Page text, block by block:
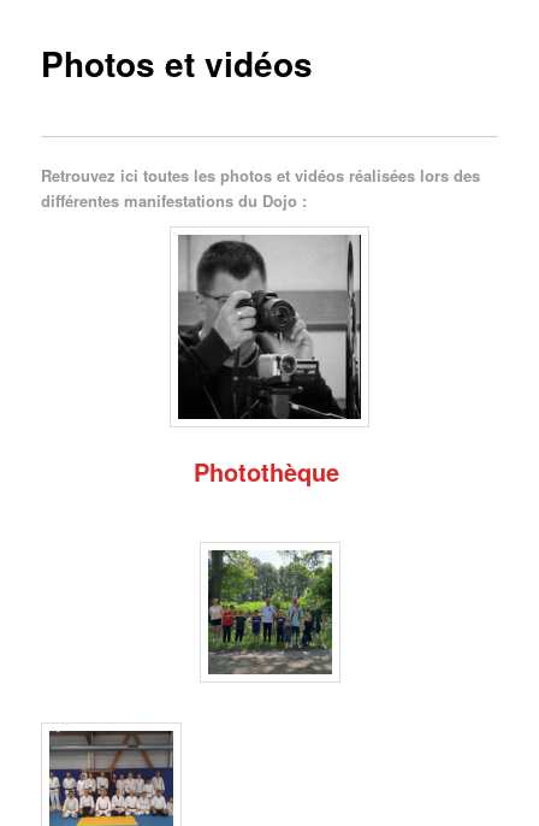
Photos et vidéos
Retrouvez ici toutes les photos et vidéos réalisées lors des
différentes manifestations du Dojo :
Photothèque